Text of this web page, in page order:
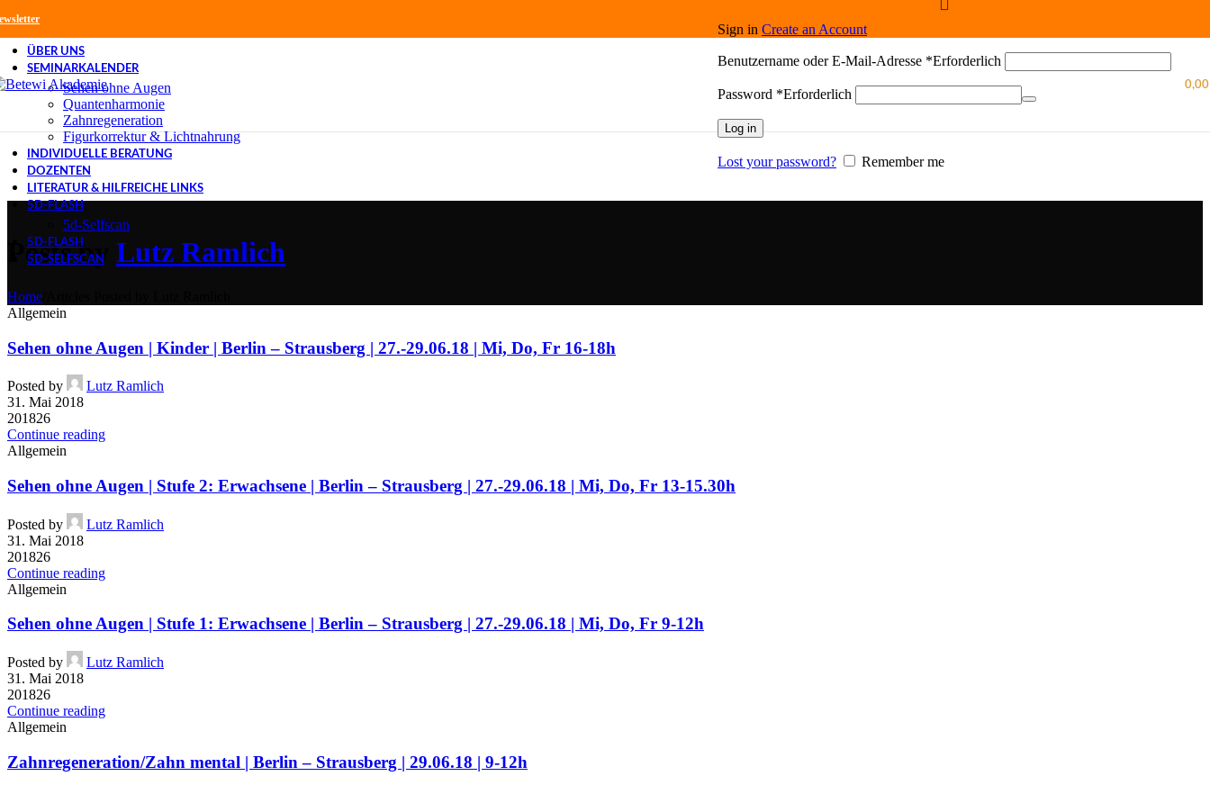
Skip to navigation
Sign in Create an Account
Benutzername oder E-Mail-Adresse *Erforderlich
Password *Erforderlich
Log in
Lost your password? Remember me
ÜBER UNS
SEMINARKALENDER
Sehen ohne Augen
Quantenharmonie
Zahnregeneration
Figurkorrektur & Lichtnahrung
INDIVIDUELLE BERATUNG
DOZENTEN
LITERATUR & HILFREICHE LINKS
5D-FLASH
5d-Selfscan
5D-FLASH
5D-SELFSCAN
Posts by Lutz Ramlich
Home
Allgemein
Sehen ohne Augen | Kinder | Berlin – Strausberg | 27.-29.06.18 | Mi, Do, Fr 16-18h
Posted by
Lutz Ramlich
31. Mai 2018
201826
Continue reading
Allgemein
Sehen ohne Augen | Stufe 2: Erwachsene | Berlin – Strausberg | 27.-29.06.18 | Mi, Do, Fr 13-15.30h
Posted by
Lutz Ramlich
31. Mai 2018
201826
Continue reading
Allgemein
Sehen ohne Augen | Stufe 1: Erwachsene | Berlin – Strausberg | 27.-29.06.18 | Mi, Do, Fr 9-12h
Posted by
Lutz Ramlich
31. Mai 2018
201826
Continue reading
Allgemein
Zahnregeneration/Zahn mental | Berlin – Strausberg | 29.06.18 | 9-12h